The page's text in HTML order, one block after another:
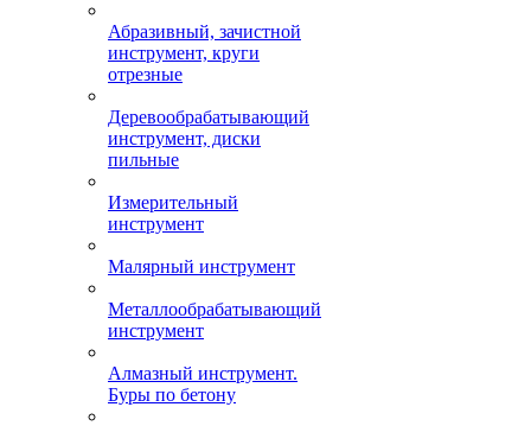
Абразивный, зачистной
инструмент, круги
отрезные
Деревообрабатывающий
инструмент, диски
пильные
Измерительный
инструмент
Малярный инструмент
Металлообрабатывающий
инструмент
Алмазный инструмент.
Буры по бетону